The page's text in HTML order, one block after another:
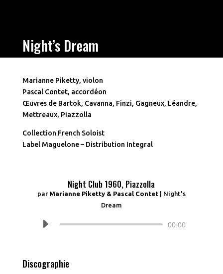
Night’s Dream
Marianne Piketty, violon
Pascal Contet, accordéon
Œuvres de Bartok, Cavanna, Finzi, Gagneux, Léandre,
Mettreaux, Piazzolla
Collection French Soloist
Label Maguelone – Distribution Integral
Night Club 1960, Piazzolla
par Marianne Piketty & Pascal Contet| Night's
Dream
Lecteur
00:00
Discographie